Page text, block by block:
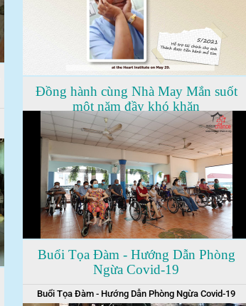
Đồng hành cùng Nhà May Mắn suốt
một năm đầy khó khăn
Buổi Tọa Đàm - Hướng Dẫn Phòng
Ngừa Covid-19
Buổi Tọa Đàm - Hướng Dẫn Phòng Ngừa Covid-19